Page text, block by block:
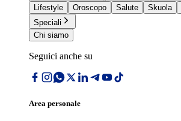
Lifestyle
Oroscopo Salute Skuola
Speciali
Chi siamo
Seguici anche su
Area personale